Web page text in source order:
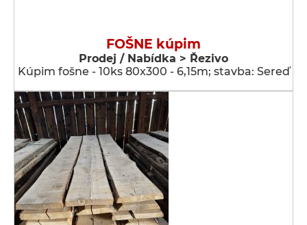
FOŠNE kúpim
Prodej / Nabídka > Řezivo
Kúpim fošne - 10ks 80x300 - 6,15m; stavba: Sereď